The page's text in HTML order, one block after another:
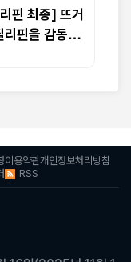
핀 최종] 뜨거
리핀을 감동으
이용약관개인정보처리방침
RSS